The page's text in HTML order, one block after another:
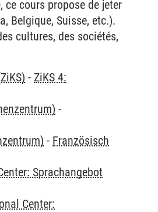
ce cours propose de jeter
Belgique, Suisse, etc.).
cultures, des sociétés,
- ZiKS 4:
-
- Französisch
Sprachangebot
Center: